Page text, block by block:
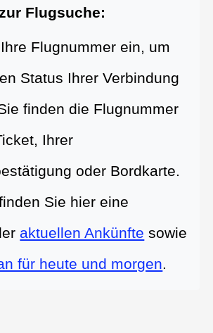
Flugsuche:
Flugnummer ein, um
Status Ihrer Verbindung
finden die Flugnummer
Ihrer
oder Bordkarte.
Sie hier eine
aktuellen Ankünfte sowie
für heute und morgen.